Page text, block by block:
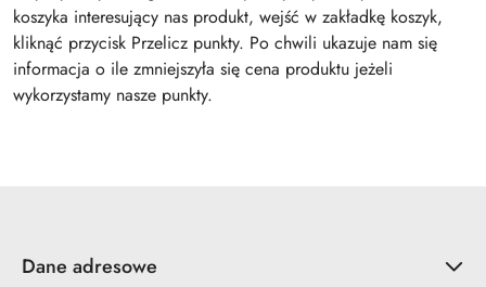
koszyka interesujący nas produkt, wejść w zakładkę koszyk,
kliknąć przycisk Przelicz punkty. Po chwili ukazuje nam się
informacja o ile zmniejszyła się cena produktu jeżeli
wykorzystamy nasze punkty.
Dane adresowe